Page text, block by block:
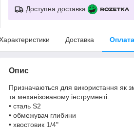
Доступна доставка
Доставка Оплата
Опис
Призначаються для використання як
та механізованому інструменті.
• сталь S2
• обмежувач глибини
• хвостовик 1/4"